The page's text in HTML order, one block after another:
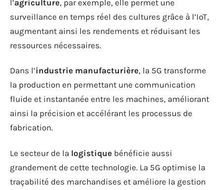
l’agriculture, par exemple, elle permet une
surveillance en temps réel des cultures grâce à l’IoT,
augmentant ainsi les rendements et réduisant les
ressources nécessaires.
Dans l’industrie manufacturière, la 5G transforme
la production en permettant une communication
fluide et instantanée entre les machines, améliorant
ainsi la précision et accélérant les processus de
fabrication.
Le secteur de la logistique bénéficie aussi
grandement de cette technologie. La 5G optimise la
traçabilité des marchandises et améliore la gestion